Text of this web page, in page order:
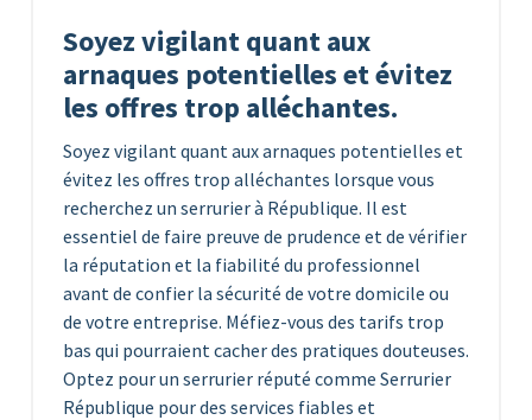
Soyez vigilant quant aux
arnaques potentielles et évitez
les offres trop alléchantes.
Soyez vigilant quant aux arnaques potentielles et
évitez les offres trop alléchantes lorsque vous
recherchez un serrurier à République. Il est
essentiel de faire preuve de prudence et de vérifier
la réputation et la fiabilité du professionnel
avant de confier la sécurité de votre domicile ou
de votre entreprise. Méfiez-vous des tarifs trop
bas qui pourraient cacher des pratiques douteuses.
Optez pour un serrurier réputé comme Serrurier
République pour des services fiables et